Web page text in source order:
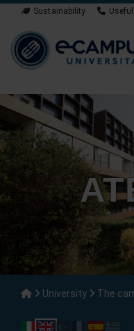
Sustainability
University The